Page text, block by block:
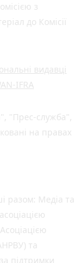
з
до Комісії
видавці
IFRA
"Прес-служба",
на правах
разом: Медіа та
та
підтримки